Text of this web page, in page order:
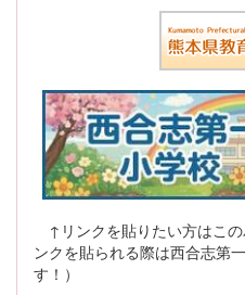
↑リンクを貼りたい方はこ
ンクを貼られる際は西合志第
す！）